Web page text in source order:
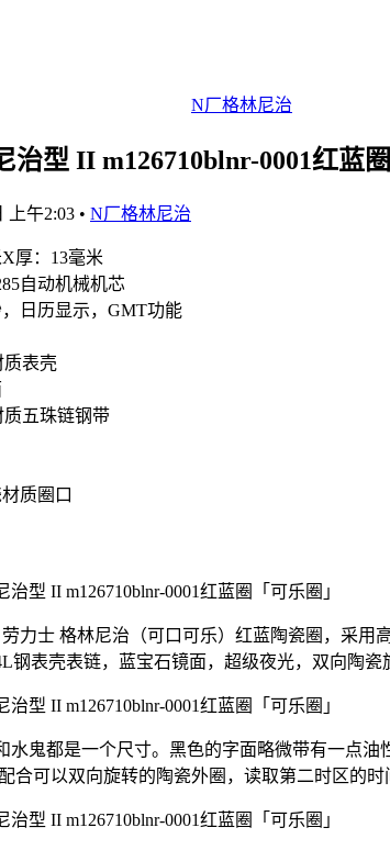
N厂格林尼治
治型 II m126710blnr-0001红蓝圈
上午2:03 • N厂格林尼治
厚：13毫米
自动机械机芯
日历显示，GMT功能
质表壳
五珠链钢带
质圈口
力士 格林尼治（可口可乐）红蓝陶瓷圈，采用
钢表壳表链，蓝宝石镜面，超级夜光，双向陶瓷
水鬼都是一个尺寸。黑色的字面略微带有一点
合可以双向旋转的陶瓷外圈，读取第二时区的时